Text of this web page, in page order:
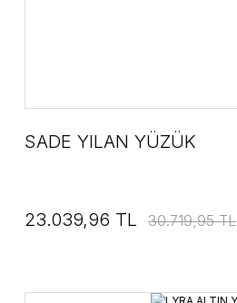
SADE YILAN YÜZÜK
23.039,96 TL 30.719,95 TL